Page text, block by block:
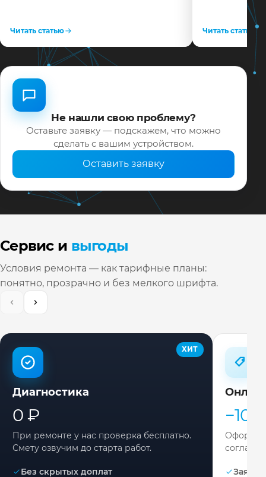
Читать статью Читать статью
Не нашли свою проблему?
Оставьте заявку — подскажем, что можно
сделать с вашим устройством.
Оставить заявку
Сервис и выгоды
Условия ремонта — как тарифные планы:
понятно, прозрачно и без мелкого шрифта.
ХИТ
Диагностика
0 ₽
При ремонте у нас проверка бесплатно.
Смету озвучим до старта работ.
Без скрытых доплат
−10%
Заявка